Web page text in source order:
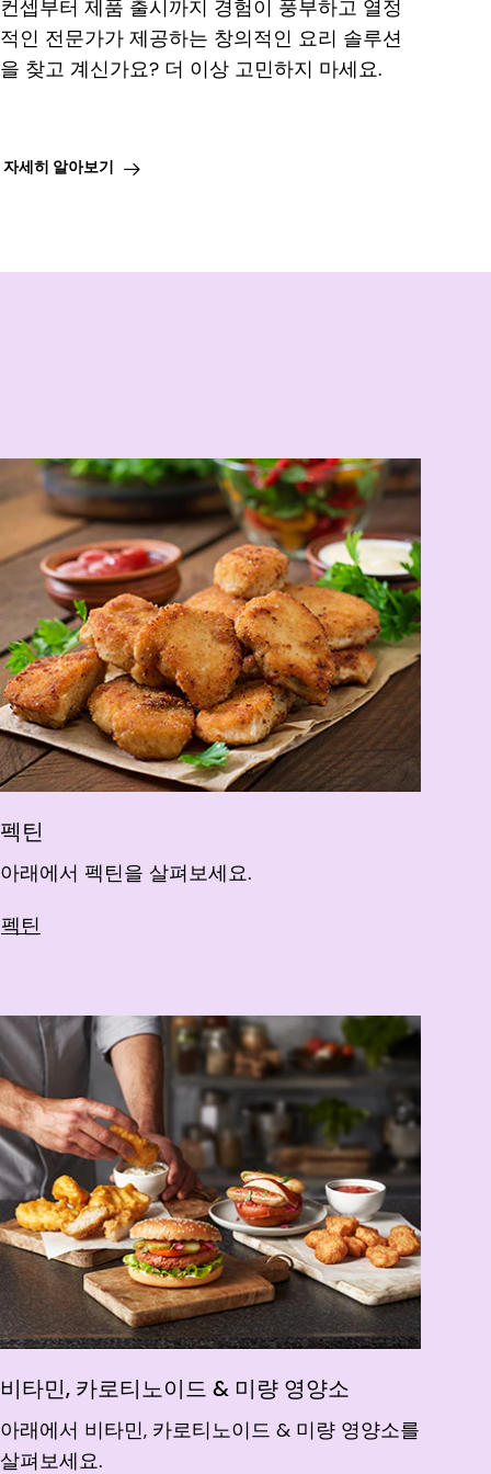
컨셉부터 제품 출시까지 경험이 풍부하고 열정
적인 전문가가 제공하는 창의적인 요리 솔루션
을 찾고 계신가요? 더 이상 고민하지 마세요.
자세히 알아보기
펙틴
아래에서 펙틴을 살펴보세요.
펙틴
비타민, 카로티노이드 & 미량 영양소
아래에서 비타민, 카로티노이드 & 미량 영양소를
살펴보세요.